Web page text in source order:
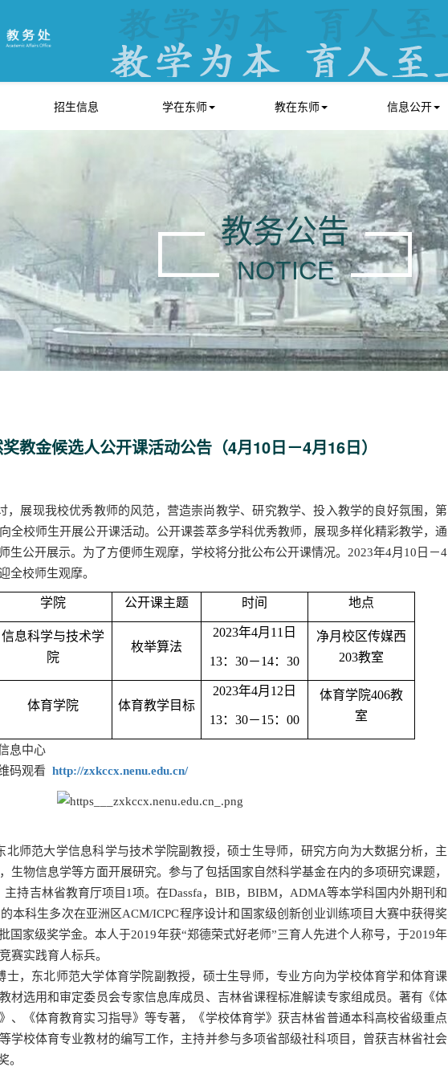
招生信息 学在东师 教在东师 信息公开
教务公告
NOTICE
教金候选人公开课活动公告（4月10日－4月16日）
展现我校优秀教师的风范，营造崇尚教学、研究教学、投入教学的良好氛围，第
全校师生开展公开课活动。公开课荟萃多学科优秀教师，展现多样化精彩教学，通
生公开展示。为了方便师生观摩，学校将分批公布公开课情况。2023年4月10日－4
全校师生观摩。
学院 公开课主题 时间 地点
信息科学与技术学
院
枚举算法
2023年4月11日
13：30－14：30
净月校区传媒西
203教室
体育学院 体育教学目标
2023年4月12日
13：30－15：00
体育学院406教
室
息中心
码观看http://zxkccx.nenu.edu.cn/
师范大学信息科学与技术学院副教授，硕士生导师，研究方向为大数据分析，主
生物信息学等方面开展研究。参与了包括国家自然科学基金在内的多项研究课题，
持吉林省教育厅项目1项。在Dassfa，BIB，BIBM，ADMA等本学科国内外期刊和
本科生多次在亚洲区ACM/ICPC程序设计和国家级创新创业训练项目大赛中获得奖
国家级奖学金。本人于2019年获“郑德荣式好老师”三育人先进个人称号，于2019年
赛实践育人标兵。
，东北师范大学体育学院副教授，硕士生导师，专业方向为学校体育学和体育课
材选用和审定委员会专家信息库成员、吉林省课程标准解读专家组成员。著有《体
、《体育教育实习指导》等专著，《学校体育学》获吉林省普通本科高校省级重点
学校体育专业教材的编写工作，主持并参与多项省部级社科项目，曾获吉林省社会
。